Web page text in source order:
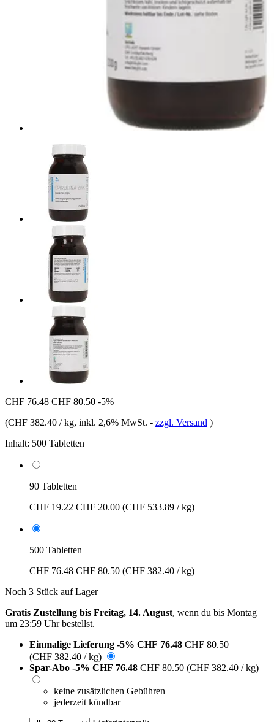
CHF 76.48 CHF 80.50 -5%
(CHF 382.40 / kg, inkl. 2,6% MwSt. - zzgl. Versand )
Inhalt: 500 Tabletten
90 Tabletten
CHF 19.22 CHF 20.00 (CHF 533.89 / kg)
500 Tabletten
CHF 76.48 CHF 80.50 (CHF 382.40 / kg)
Noch 3 Stück auf Lager
Gratis Zustellung bis Freitag, 14. August, wenn du bis Montag
um 23:59 Uhrbestellst.
Einmalige Lieferung -5% CHF 76.48 CHF 80.50
(CHF 382.40 / kg)
Spar-Abo -5% CHF 76.48 CHF 80.50 (CHF 382.40 / kg)
keine zusätzlichen Gebühren
jederzeit kündbar